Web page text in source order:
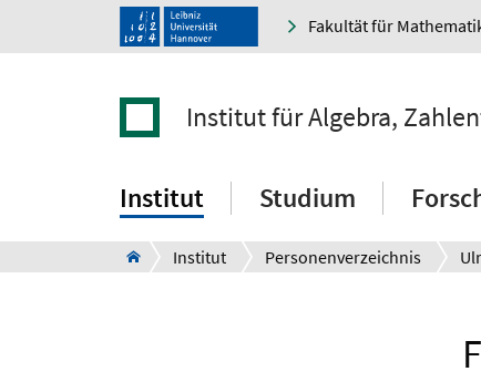
Fakultät für
Institut für Algebra,
Institut Studium
Institut Personenverzeichnis